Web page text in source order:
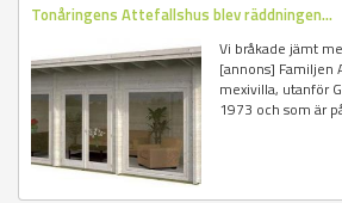
Tonåringens Attefallshus blev räddningen...
Vi bråkade jämt
[annons] Familjen
mexivilla, utanför
1973 och som är